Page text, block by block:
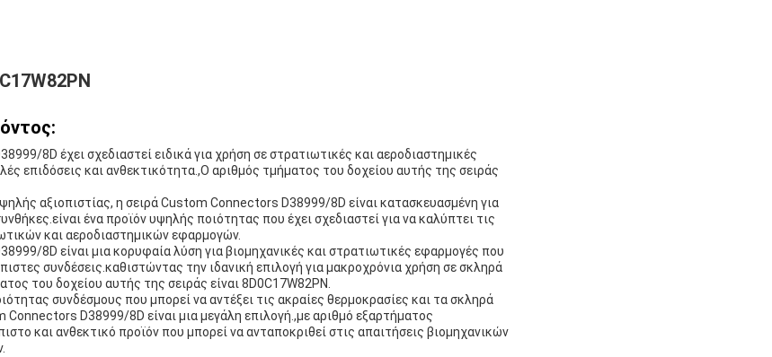
8D έχει σχεδιαστεί ειδικά για χρήση σε στρατιωτικές και αεροδιαστημικές
επιδόσεις και ανθεκτικότητα.,Ο αριθμός τμήματος του δοχείου αυτής της σειράς
αξιοπιστίας, η σειρά Custom Connectors D38999/8D είναι κατασκευασμένη για
ένα προϊόν υψηλής ποιότητας που έχει σχεδιαστεί για να καλύπτει τις
και αεροδιαστημικών εφαρμογών.
8D είναι μια κορυφαία λύση για βιομηχανικές και στρατιωτικές εφαρμογές που
συνδέσεις.καθιστώντας την ιδανική επιλογή για μακροχρόνια χρήση σε σκληρά
του δοχείου αυτής της σειράς είναι 8D0C17W82PN.
συνδέσμους που μπορεί να αντέξει τις ακραίες θερμοκρασίες και τα σκληρά
Connectors D38999/8D είναι μια μεγάλη επιλογή.,με αριθμό εξαρτήματος
και ανθεκτικό προϊόν που μπορεί να ανταποκριθεί στις απαιτήσεις βιομηχανικών